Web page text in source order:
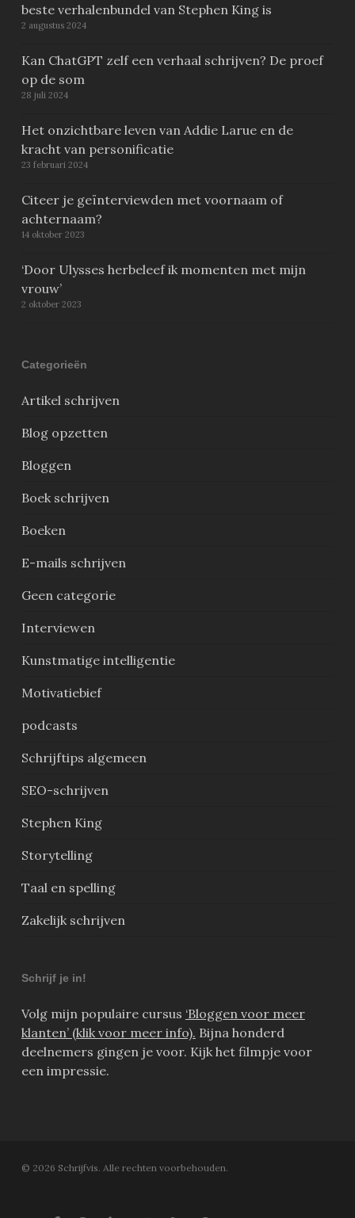
beste verhalenbundel van Stephen King is
2 augustus 2024
Kan ChatGPT zelf een verhaal schrijven? De proef
op de som
28 juli 2024
Het onzichtbare leven van Addie Larue en de
kracht van personificatie
23 februari 2024
Citeer je geïnterviewden met voornaam of
achternaam?
14 oktober 2023
‘Door Ulysses herbeleef ik momenten met mijn
vrouw’
2 oktober 2023
Categorieën
Artikel schrijven
Blog opzetten
Bloggen
Boek schrijven
Boeken
E-mails schrijven
Geen categorie
Interviewen
Kunstmatige intelligentie
Motivatiebief
podcasts
Schrijftips algemeen
SEO-schrijven
Stephen King
Storytelling
Taal en spelling
Zakelijk schrijven
Schrijf je in!
Volg mijn populaire cursus ‘Bloggen voor meer
klanten’ (klik voor meer info). Bijna honderd
deelnemers gingen je voor. Kijk het filmpje voor
een impressie.
© 2026 Schrijfvis. Alle rechten voorbehouden.